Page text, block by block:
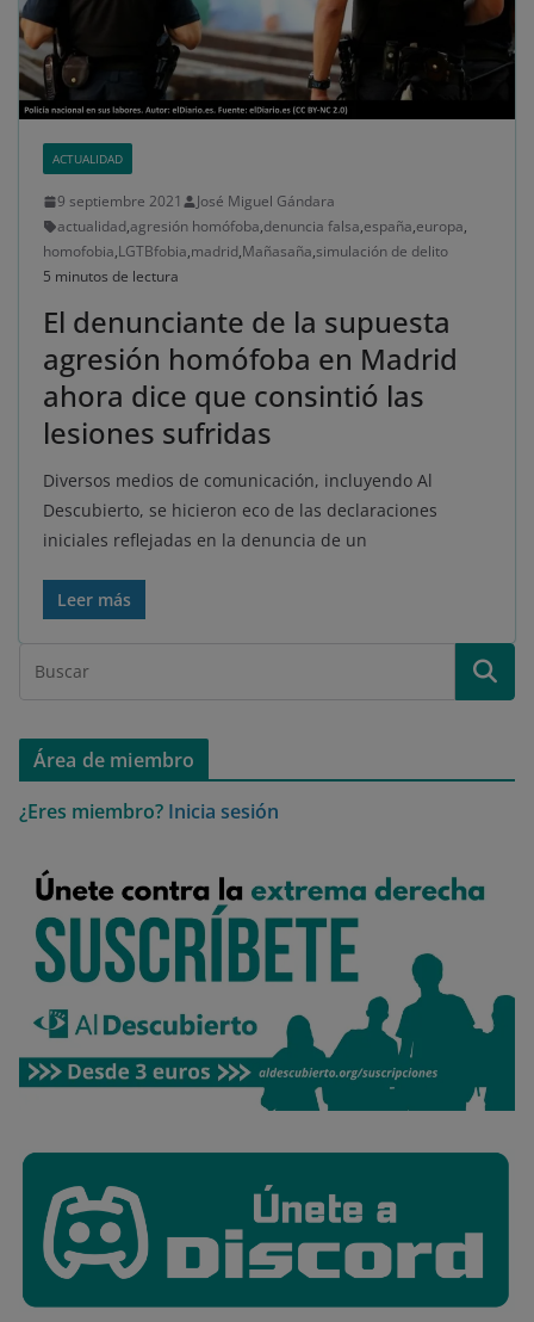
ACTUALIDAD
9 septiembre 2021
José Miguel Gándara
actualidad,agresión homófoba,denuncia falsa,españa,europa,
homofobia,LGTBfobia,madrid,Mañasaña,simulación de delito
5 minutos de lectura
El denunciante de la supuesta
agresión homófoba en Madrid
ahora dice que consintió las
lesiones sufridas
Diversos medios de comunicación, incluyendo Al
Descubierto, se hicieron eco de las declaraciones
iniciales reflejadas en la denuncia de un
Leer más
Área de miembro
¿Eres miembro? Inicia sesión